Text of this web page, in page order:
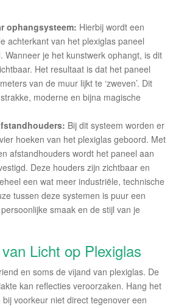
ophangsysteem: Hierbij wordt een
achterkant van het plexiglas paneel
Wanneer je het kunstwerk ophangt, is dit
Het resultaat is dat het paneel
van de muur lijkt te ‘zweven’. Dit
moderne en bijna magische
Bij dit systeem worden er
hoeken van het plexiglas geboord. Met
afstandhouders wordt het paneel aan
Deze houders zijn zichtbaar en
een wat meer industriële, technische
tussen deze systemen is puur een
smaak en de stijl van je
Licht op Plexiglas
en soms de vijand van plexiglas. De
kan reflecties veroorzaken. Hang het
voorkeur niet direct tegenover een